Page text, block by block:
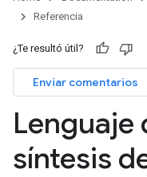
Referencia
¿Te resultó útil?
Enviar comentarios
Lenguaje
síntesis